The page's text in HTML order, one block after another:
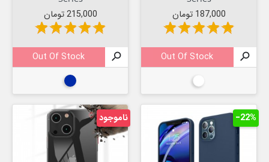
قیمت
187,000 تومان
star
star
star
star
star

Out Of Stock
بیرنگ
قیمت
215,000 تومان
star
star
star
star
star

Out Of Stock
آبی تیره
‎−22% ناموجود